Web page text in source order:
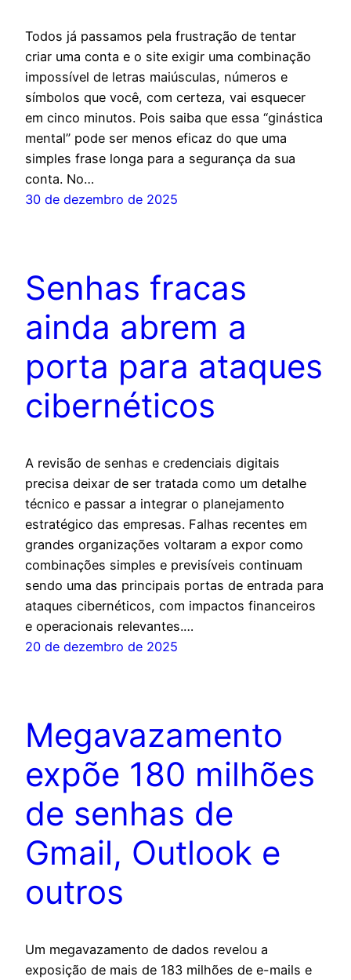
Todos já passamos pela frustração de tentar
criar uma conta e o site exigir uma combinação
impossível de letras maiúsculas, números e
símbolos que você, com certeza, vai esquecer
em cinco minutos. Pois saiba que essa “ginástica
mental” pode ser menos eficaz do que uma
simples frase longa para a segurança da sua
conta. No…
30 de dezembro de 2025
Senhas fracas
ainda abrem a
porta para ataques
cibernéticos
A revisão de senhas e credenciais digitais
precisa deixar de ser tratada como um detalhe
técnico e passar a integrar o planejamento
estratégico das empresas. Falhas recentes em
grandes organizações voltaram a expor como
combinações simples e previsíveis continuam
sendo uma das principais portas de entrada para
ataques cibernéticos, com impactos financeiros
e operacionais relevantes.…
20 de dezembro de 2025
Megavazamento
expõe 180 milhões
de senhas de
Gmail, Outlook e
outros
Um megavazamento de dados revelou a
exposição de mais de 183 milhões de e-mails e